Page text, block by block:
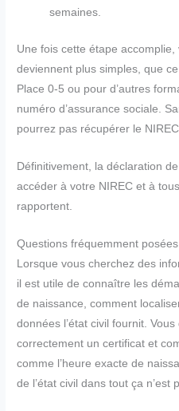
semaines.
Une fois cette étape
deviennent plus simples, que
Place 0-5 ou pour d’autres
numéro d’assurance sociale.
pourrez pas récupérer le NIREC.
Définitivement, la déclaration
accéder à votre NIREC et à
rapportent.
Questions fréquemment posées
Lorsque vous cherchez des
il est utile de connaître les
de naissance, comment
données l’état civil fournit.
correctement un certificat et
comme l’heure exacte de
de l’état civil dans tout ça n’est